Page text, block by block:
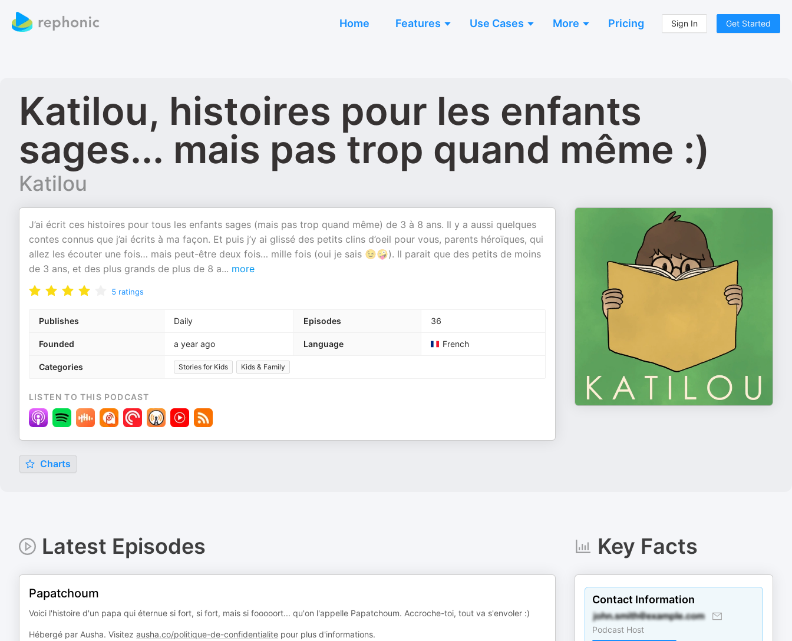
Home Features Use Cases More Pricing Sign In Get Started
Katilou, histoires pour les enfants
sages... mais pas trop quand même :)
Katilou
J’ai écrit ces histoires pour tous les enfants sages (mais pas trop quand même) de 3 à 8 ans. Il y a aussi quelques
contes connus que j’ai écrits à ma façon. Et puis j’y ai glissé des petits clins d’oeil pour vous, parents héroïques, qui
allez les écouter une fois… mais peut-être deux fois… mille fois (oui je sais 😉🤪). Il parait que des petits de moins
de 3 ans, et des plus grands de plus de 8 a... more
5 ratings
Publishes Daily Episodes 36
Founded a year ago Language French
Categories Stories for Kids Kids & Family
LISTEN TO THIS PODCAST
Charts
Latest Episodes
Papatchoum
Voici l'histoire d'un papa qui éternue si fort, si fort, mais si fooooort... qu'on l'appelle Papatchoum. Accroche-toi, tout va s'envoler :)
Hébergé par Ausha. Visitez ausha.co/politique-de-confidentialite pour plus d'informations.
Key Facts
Contact Information
Podcast Host